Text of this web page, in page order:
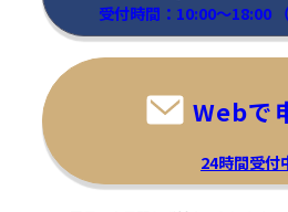
受付時間：10:00～18:00
Webで
24時間受付